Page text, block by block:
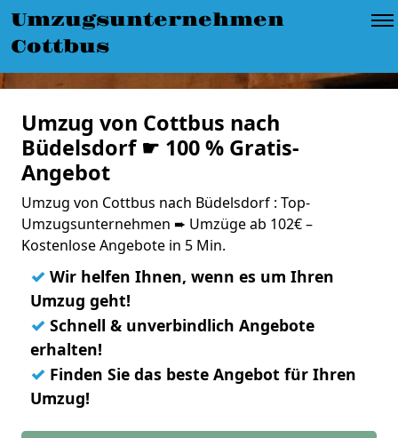
Umzugsunternehmen
Cottbus
Umzug von Cottbus nach
Büdelsdorf ☛ 100 % Gratis-
Angebot
Umzug von Cottbus nach Büdelsdorf : Top-
Umzugsunternehmen ➨ Umzüge ab 102€ –
Kostenlose Angebote in 5 Min.
✓ Wir helfen Ihnen, wenn es um Ihren
Umzug geht!
✓ Schnell & unverbindlich Angebote
erhalten!
✓ Finden Sie das beste Angebot für Ihren
Umzug!